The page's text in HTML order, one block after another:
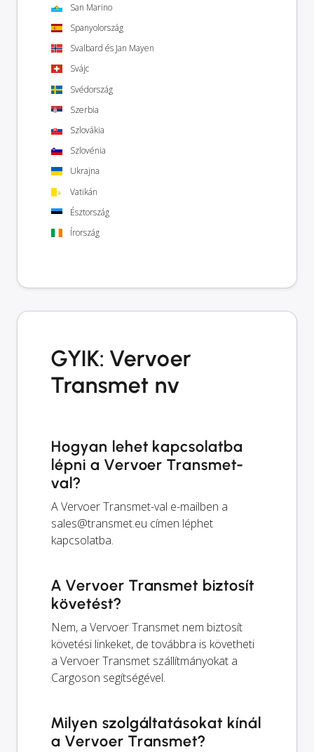
San Marino
Spanyolország
Svalbard és Jan Mayen
Svájc
Svédország
Szerbia
Szlovákia
Szlovénia
Ukrajna
Vatikán
Észtország
Írország
GYIK: Vervoer
Transmet nv
Hogyan lehet kapcsolatba
lépni a Vervoer Transmet-
val?
A Vervoer Transmet-val e-mailben a
sales@transmet.eu címen léphet
kapcsolatba.
A Vervoer Transmet biztosít
követést?
Nem, a Vervoer Transmet nem biztosít
követési linkeket, de továbbra is követheti
a Vervoer Transmet szállítmányokat a
Cargoson segítségével.
Milyen szolgáltatásokat kínál
a Vervoer Transmet?